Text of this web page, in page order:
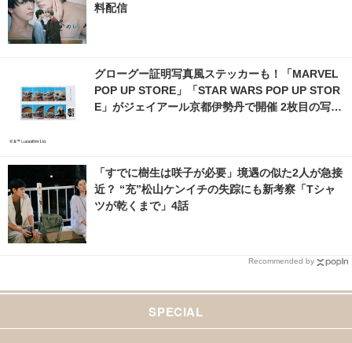
料配信
グローグー証明写真風ステッカーも！「MARVEL
POP UP STORE」「STAR WARS POP UP STOR
E」がジェイアール京都伊勢丹で開催 2枚目の写
「すでに樹生は咲子が必要」境遇の似た2人が急接
近？ “充”松山ケンイチの失踪にも新考察「Tシャ
ツが乾くまで」4話
Recommended by
SPECIAL